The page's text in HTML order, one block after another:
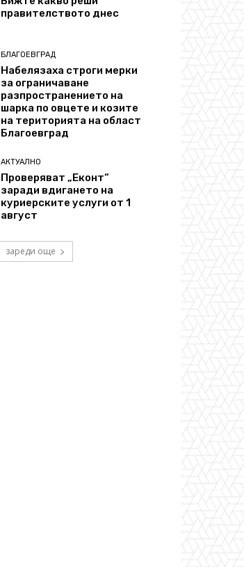
правителството днес
БЛАГОЕВГРАД
Набелязаха строги мерки
за ограничаване
разпространението на
шарка по овцете и козите
на територията на област
Благоевград
АКТУАЛНО
Проверяват „Еконт“
заради вдигането на
куриерските услуги от 1
август
зареди още